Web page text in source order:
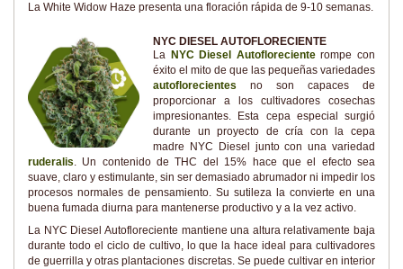
La White Widow Haze presenta una floración rápida de 9-10 semanas.
NYC DIESEL AUTOFLORECIENTE
La NYC Diesel Autoflorecienterompe con
éxito el mito de que las pequeñas variedades
autoflorecientes no son capaces de
proporcionar a los cultivadores cosechas
impresionantes. Esta cepa especial surgió
durante un proyecto de cría con la cepa
madre NYC Diesel junto con una variedad
ruderalis . Un contenido de THC del 15% hace que el efecto sea
suave, claro y estimulante, sin ser demasiado abrumador ni impedir los
procesos normales de pensamiento. Su sutileza la convierte en una
buena fumada diurna para mantenerse productivo y a la vez activo.
La NYC Diesel Autofloreciente mantiene una altura relativamente baja
durante todo el ciclo de cultivo, lo que la hace ideal para cultivadores
de guerrilla y otras plantaciones discretas. Se puede cultivar en interior